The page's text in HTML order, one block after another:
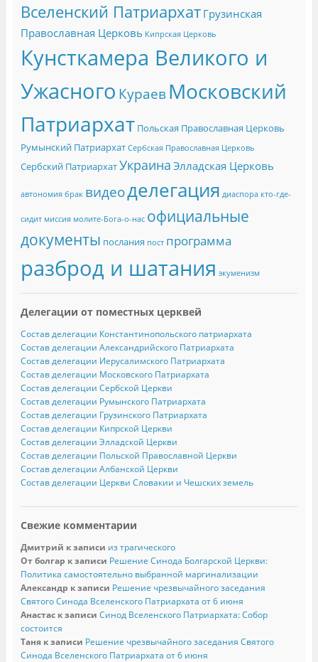
Вселенский Патриархат Грузинская
Православная Церковь Кипрская Церковь
Кунсткамера Великого и
Ужасного Кураев Московский
Патриархат Польская Православная Церковь
Румынский Патриархат Сербская Православная Церковь
Сербский ПатриархатУкраина Элладская Церковь
автономия брак видеоделегация диаспора кто-где-
сидит миссия молите-Бога-о-нас официальные
документы послания пост программа
разброд и шатания экуменизм
Делегации от поместных церквей
Состав делегации Константинопольского патриархата
Состав делегации Александрийского Патриархата
Состав делегации Иерусалимского Патриархата
Состав делегации Московского Патриархата
Состав делегации Сербской Церкви
Состав делегации Румынского Патриархата
Состав делегации Грузинского Патриархата
Состав делегации Кипрской Церкви
Состав делегации Элладской Церкви
Состав делегации Польской Православной Церкви
Состав делегации Албанской Церкви
Состав делегации Церкви Словакии и Чешских земель
Свежие комментарии
Дмитрий к записи из трагического
От болгар к записи Решение Синода Болгарской Церкви:
Политика самостоятельно выбранной маргинализации
Александр к записи Решение чрезвычайного заседания
Святого Синода Вселенского Патриархата от 6 июня
Анастаск записи Синод Вселенского Патриархата: Собор
состоится
Таняк записи Решение чрезвычайного заседания Святого
Синода Вселенского Патриархата от 6 июня